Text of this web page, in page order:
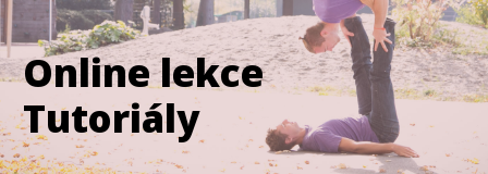
Online lekce
Tutoriály